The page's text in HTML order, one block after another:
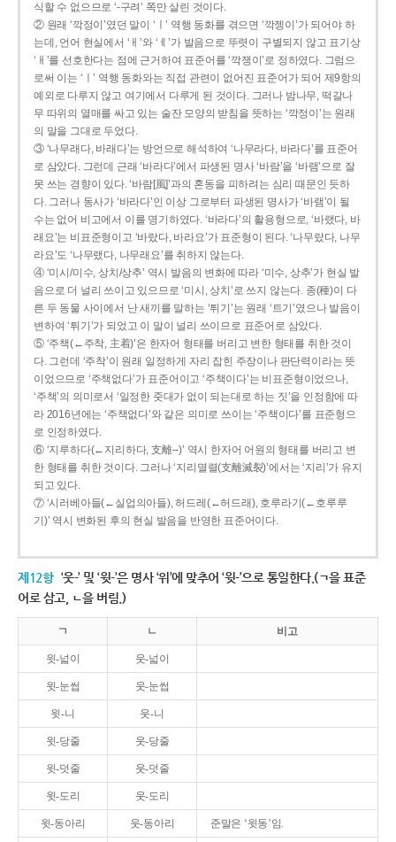
식할 수 없으므로 ‘-구려’ 쪽만 살린 것이다.
② 원래 ‘깍정이’였던 말이 ‘ㅣ’ 역행 동화를 겪으면 ‘깍젱이’가 되어야 하
는데, 언어 현실에서 ‘ㅐ’와 ‘ㅔ’가 발음으로 뚜렷이 구별되지 않고 표기상
‘ㅐ’를 선호한다는 점에 근거하여 표준어를 ‘깍쟁이’로 정하였다. 그럼으
로써 이는 ‘ㅣ’ 역행 동화와는 직접 관련이 없어진 표준어가 되어 제9항의
예외로 다루지 않고 여기에서 다루게 된 것이다. 그러나 밤나무, 떡갈나
무 따위의 열매를 싸고 있는 술잔 모양의 받침을 뜻하는 ‘깍정이’는 원래
의 말을 그대로 두었다.
③ ‘나무래다, 바래다’는 방언으로 해석하여 ‘나무라다, 바라다’를 표준어
로 삼았다. 그런데 근래 ‘바라다’에서 파생된 명사 ‘바람’을 ‘바램’으로 잘
못 쓰는 경향이 있다. ‘바람[風]’과의 혼동을 피하려는 심리 때문인 듯하
다. 그러나 동사가 ‘바라다’인 이상 그로부터 파생된 명사가 ‘바램’이 될
수는 없어 비고에서 이를 명기하였다. ‘바라다’의 활용형으로, ‘바랬다, 바
래요’는 비표준형이고 ‘바랐다, 바라요’가 표준형이 된다. ‘나무랐다, 나무
라요’도 ‘나무랬다, 나무래요’를 취하지 않는다.
④ ‘미시/미수, 상치/상추’ 역시 발음의 변화에 따라 ‘미수, 상추’가 현실 발
음으로 더 널리 쓰이고 있으므로 ‘미시, 상치’로 쓰지 않는다. 종(種)이 다
른 두 동물 사이에서 난 새끼를 말하는 ‘튀기’는 원래 ‘트기’였으나 발음이
변하여 ‘튀기’가 되었고 이 말이 널리 쓰이므로 표준어로 삼았다.
⑤ ‘주책(←주착, 主着)’은 한자어 형태를 버리고 변한 형태를 취한 것이
다. 그런데 ‘주착’이 원래 일정하게 자리 잡힌 주장이나 판단력이라는 뜻
이었으므로 ‘주책없다’가 표준어이고 ‘주책이다’는 비표준형이었으나,
‘주책’의 의미로서 ‘일정한 줏대가 없이 되는대로 하는 짓’을 인정함에 따
라 2016년에는 ‘주책없다’와 같은 의미로 쓰이는 ‘주책이다’를 표준형으
로 인정하였다.
⑥ ‘지루하다(←지리하다, 支離--)’ 역시 한자어 어원의 형태를 버리고 변
한 형태를 취한 것이다. 그러나 ‘지리멸렬(支離滅裂)’에서는 ‘지리’가 유지
되고 있다.
⑦ ‘시러베아들(←실업의아들), 허드레(←허드래), 호루라기(←호루루
기)’ 역시 변화된 후의 현실 발음을 반영한 표준어이다.
제12항 ‘웃-’ 및 ‘윗-’은 명사 ‘위’에 맞추어 ‘윗-’으로 통일한다.(ㄱ을 표준
어로 삼고, ㄴ을 버림.)
ㄱ ㄴ 비고
윗-넓이 웃-넓이
윗-눈썹 웃-눈썹
윗-니 웃-니
윗-당줄 웃-당줄
윗-덧줄 웃-덧줄
윗-도리 웃-도리
윗-동아리 웃-동아리 준말은 ‘윗동’임.